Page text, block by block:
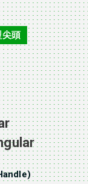
尖頭 ,